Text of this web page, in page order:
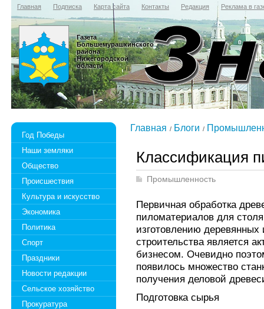
Главная Подписка Карта сайта Контакты Редакция Реклама в
Газета
Большемурашкинского
района
Нижегородской
области
Год Победы
Наши земляки
Общество
Происшествия
Культура и искусство
Экономика
Политика
Спорт
Праздники
Новости редакции
Сельское хозяйство
Прокуратура
Главная Блоги
Классификация
Промышленность
Первичная обработка
пиломатериалов для
изготовлению
строительства является
бизнесом. Очевидно
появилось множество
получения деловой
Подготовка сырья